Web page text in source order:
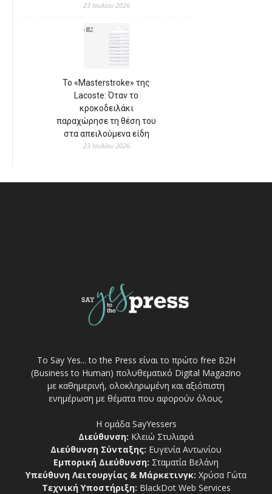
23 Ιουλίου 2026
Το «Masterstroke» της
Lacoste: Όταν το
κροκοδειλάκι
παραχώρησε τη θέση του
στα απειλούμενα είδη
23 Ιουλίου 2026
Το Say Yes... to the Press είναι το πρώτο free Β2Η
(Business to Human) πολυθεματικό Digital Magazino
με καθημερινή, ολοκληρωμένη και αξιόπιστη
ενημέρωση με θέματα που αφορούν όλους.
Η ομάδα SayYessers
Διεύθυνση: Κλειώ Στυλιαρά
Διεύθυνση Σύνταξης: Ευγενία Αντωνίου
Εμπορική Διεύθυνση: Σταματία Βελάνη
Υπεύθυνη Λειτουργίας & Μάρκετινγκ: Χρύσα Γώτα
Τεχνική Υποστήριξη: BlackDot Web Services